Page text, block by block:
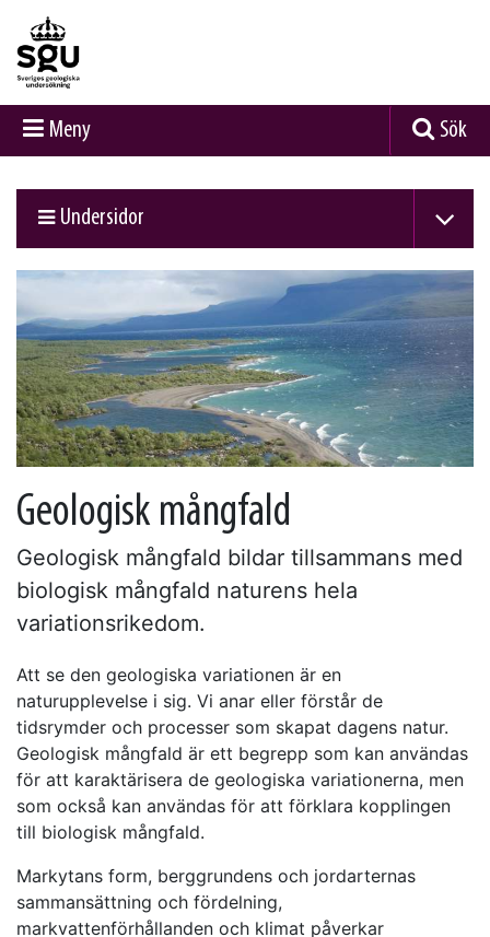
Meny Sök
Undersidor
Geologisk mångfald
Geologisk mångfald bildar tillsammans med
biologisk mångfald naturens hela
variationsrikedom.
Att se den geologiska variationen är en
naturupplevelse i sig. Vi anar eller förstår de
tidsrymder och processer som skapat dagens natur.
Geologisk mångfald är ett begrepp som kan användas
för att karaktärisera de geologiska variationerna, men
som också kan användas för att förklara kopplingen
till biologisk mångfald.
Markytans form, berggrundens och jordarternas
sammansättning och fördelning,
markvattenförhållanden och klimat påverkar